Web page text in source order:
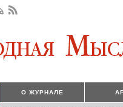
О ЖУРНАЛЕ